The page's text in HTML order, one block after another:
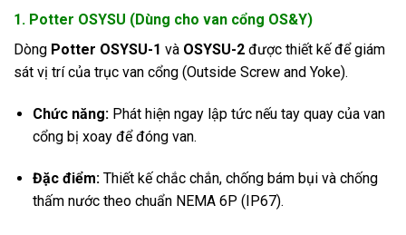
1. Potter OSYSU (Dùng cho van cổng OS&Y)
Dòng Potter OSYSU-1 và OSYSU-2 được thiết kế để giám
sát vị trí của trục van cổng (Outside Screw and Yoke).
Chức năng:Phát hiện ngay lập tức nếu tay quay của van
cổng bị xoay để đóng van.
Đặc điểm:Thiết kế chắc chắn, chống bám bụi và chống
thấm nước theo chuẩn NEMA 6P (IP67).